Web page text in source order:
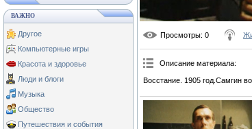
ВАЖНО
Другое
Компьютерные игры
Красота и здоровье
Люди и блоги
Музыка
Общество
Путешествия и события
Просмотры: 0
Описание материала:
Восстание. 1905 год.Самгин